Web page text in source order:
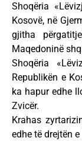
Shoqëria
Kosovë, në
gjitha
Maqedoninë
Shoqëria
Republikën e
ka hapur edhe
Zvicër.
Krahas
edhe të drejtën